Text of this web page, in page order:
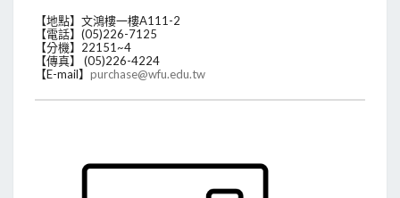
【地點】文鴻樓一樓A111-2
【電話】(05)226-7125
【分機】22151~4
【傳真】 (05)226-4224
【E-mail】 purchase@wfu.edu.tw